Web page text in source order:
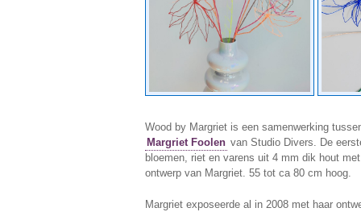
Wood by Margriet is een samenwerking
Margriet Foolen van Studio Divers. De
bloemen, riet en varens uit 4 mm dik hout
ontwerp van Margriet. 55 tot ca 80 cm hoog.
Margriet exposeerde al in 2008 met haar